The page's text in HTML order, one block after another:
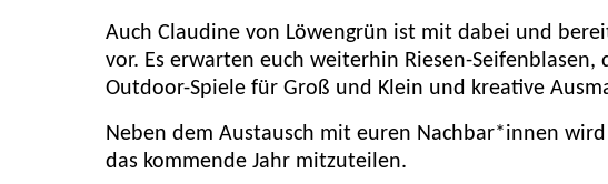
Auch Claudine von Löwengrün ist mit dabei und
vor. Es erwarten euch weiterhin Riesen-
Outdoor-Spiele für Groß und Klein und kreative
Neben dem Austausch mit euren Nachbar*innen
das kommende Jahr mitzuteilen.